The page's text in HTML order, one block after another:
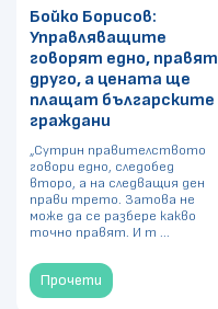
Бойко Борисов:
Управляващите
говорят едно, правят
друго, а цената ще
плащат българските
граждани
„Сутрин правителството
говори едно, следобед
второ, а на следващия ден
прави трето. Затова не
може да се разбере какво
точно правят. И т ...
Прочети